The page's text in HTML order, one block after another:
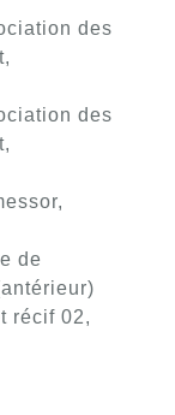
des
des
de
récif 02,